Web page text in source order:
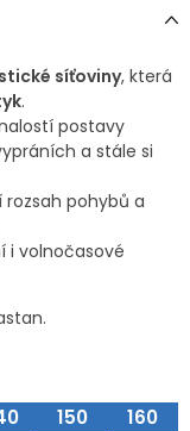
síťoviny, která
.
postavy
a stále si
pohybů a
i volnočasové
150 160